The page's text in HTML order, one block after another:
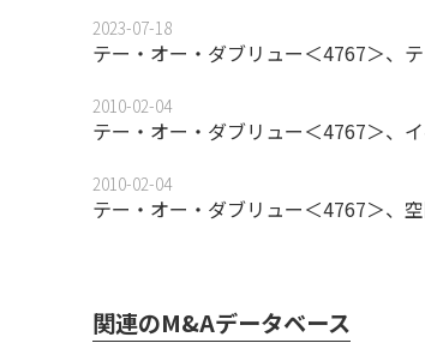
2023-07-18
テー・オー・ダブリュー＜4767＞、
2010-02-04
テー・オー・ダブリュー＜4767＞、
2010-02-04
テー・オー・ダブリュー＜4767＞、
関連のM&Aデータベース